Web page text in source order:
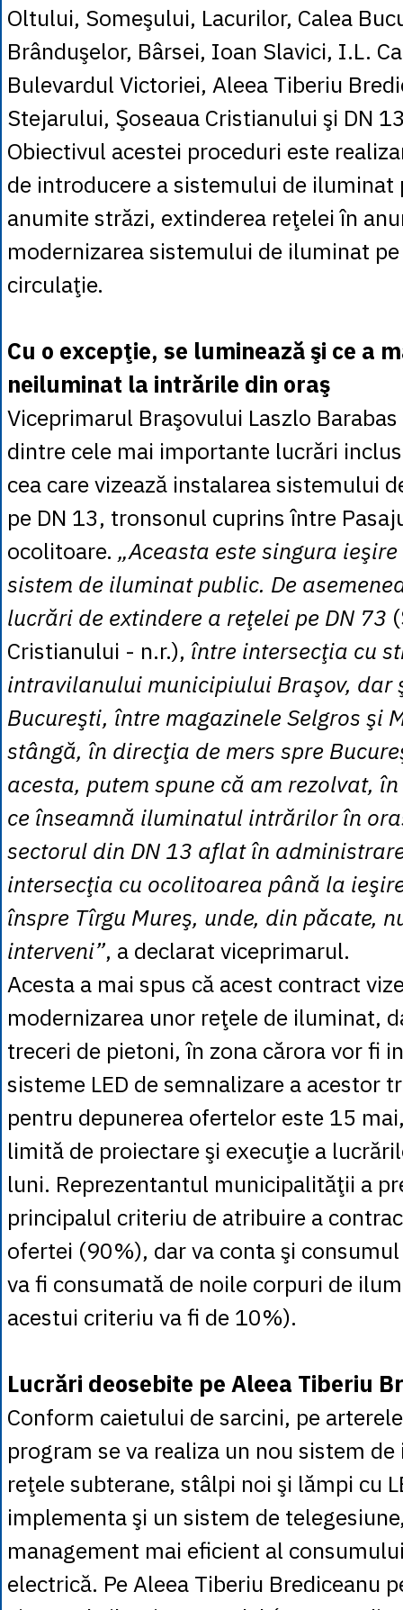
Oltului, Someşului, Lacurilor, Calea
Brânduşelor, Bârsei, Ioan Slavici, I.L.
Bulevardul Victoriei, Aleea Tiberiu
Stejarului, Şoseaua Cristianului şi DN
Obiectivul acestei proceduri este
de introducere a sistemului de iluminat
anumite străzi, extinderea reţelei în
modernizarea sistemului de iluminat
circulaţie.
Cu o excepţie, se luminează şi ce a
neiluminat la intrările din oraş
Viceprimarul Braşovului Laszlo
dintre cele mai importante lucrări
cea care vizează instalarea sistemului
pe DN 13, tronsonul cuprins între
ocolitoare. „Aceasta este singura
sistem de iluminat public. De
lucrări de extindere a reţelei pe DN 73
Cristianului - n.r.), între intersecţia cu
intravilanului municipiului Braşov, dar
Bucureşti, între magazinele Selgros şi
stângă, în direcţia de mers spre
acesta, putem spune că am rezolvat,
ce înseamnă iluminatul intrărilor în
sectorul din DN 13 aflat în
intersecţia cu ocolitoarea până la
înspre Tîrgu Mureş, unde, din păcate,
interveni”, a declarat viceprimarul.
Acesta a mai spus că acest contract
modernizarea unor reţele de iluminat,
treceri de pietoni, în zona cărora vor fi
sisteme LED de semnalizare a acestor
pentru depunerea ofertelor este 15
limită de proiectare şi execuţie a
luni. Reprezentantul municipalităţii a
principalul criteriu de atribuire a
ofertei (90%), dar va conta şi
va fi consumată de noile corpuri de
acestui criteriu va fi de 10%).
Lucrări deosebite pe Aleea Tiberiu
Conform caietului de sarcini, pe
program se va realiza un nou sistem
reţele subterane, stâlpi noi şi lămpi cu
implementa şi un sistem de
management mai eficient al
electrică. Pe Aleea Tiberiu Brediceanu